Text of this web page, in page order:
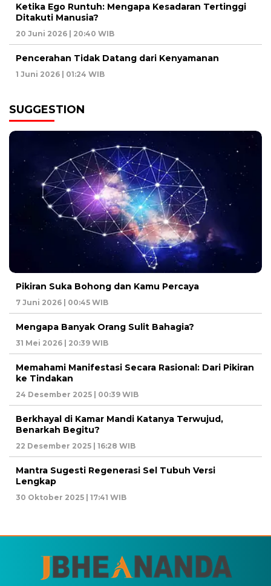
Ketika Ego Runtuh: Mengapa Kesadaran Tertinggi
Ditakuti Manusia?
20 Juni 2026 | 20:40 WIB
Pencerahan Tidak Datang dari Kenyamanan
1 Juni 2026 | 01:24 WIB
SUGGESTION
Pikiran Suka Bohong dan Kamu Percaya
7 Juni 2026 | 00:45 WIB
Mengapa Banyak Orang Sulit Bahagia?
31 Mei 2026 | 20:39 WIB
Memahami Manifestasi Secara Rasional: Dari Pikiran
ke Tindakan
24 Desember 2025 | 00:39 WIB
Berkhayal di Kamar Mandi Katanya Terwujud,
Benarkah Begitu?
22 Desember 2025 | 16:28 WIB
Mantra Sugesti Regenerasi Sel Tubuh Versi
Lengkap
30 Oktober 2025 | 17:41 WIB